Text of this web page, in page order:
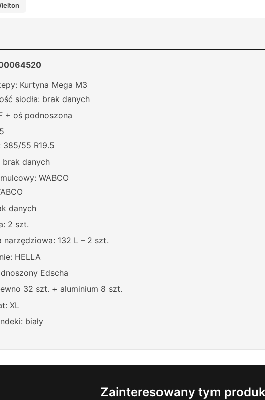
Kurtyna Mega M3
siodła: brak danych
+ oś podnoszona
385/55 R19.5
brak danych
WABCO
danych
2 szt.
narzędziowa: 132 L – 2 szt.
HELLA
Edscha
32 szt. + aluminium 8 szt.
XL
biały
Zainteresowany tym